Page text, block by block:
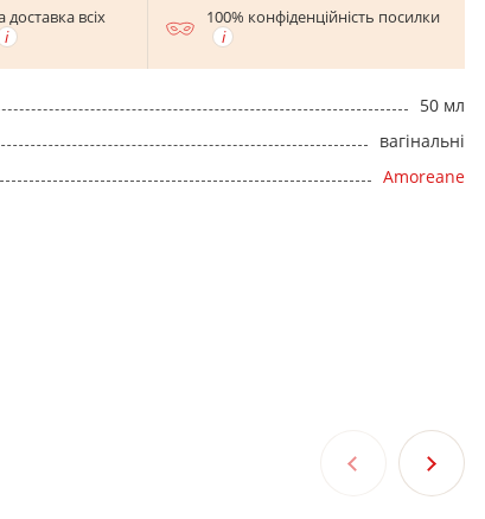
всіх
100% конфіденційність посилки
50 мл
вагінальні
Amoreane